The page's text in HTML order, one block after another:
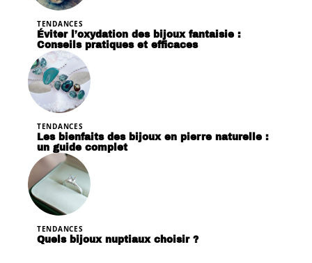
TENDANCES
Éviter l’oxydation des bijoux fantaisie :
Conseils pratiques et efficaces
TENDANCES
Les bienfaits des bijoux en pierre naturelle :
un guide complet
TENDANCES
Quels bijoux nuptiaux choisir ?